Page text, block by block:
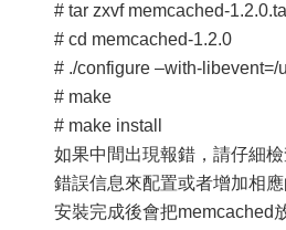
# tar zxvf memcached-
# cd memcached-1.2.0
# ./configure –with-libevent=/
# make
# make install
如果中間出現報錯，請仔細
錯誤信息來配置或者增加相應
安裝完成後會把memcached